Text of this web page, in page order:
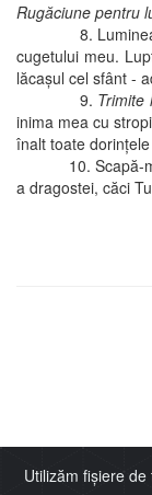
Rugăciune pentru
8. Luminează-
cugetului meu.
lăcaşul cel sfânt -
9. Trimite
inima mea cu
înalt toate
10. Scapă-mă şi
a dragostei, căci
Utilizăm fișiere